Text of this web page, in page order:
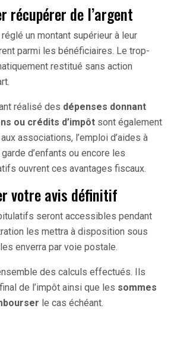
récupérer de l’argent
un montant supérieur à leur
parmi les bénéficiaires. Le trop-
restitué sans action
réalisé des dépenses donnant
ou crédits d’impôt sont également
associations, l’emploi d’aides à
d’enfants ou encore les
ouvrent ces avantages fiscaux.
votre avis définitif
seront accessibles pendant
les mettra à disposition sous
enverra par voie postale.
des calculs effectués. Ils
de l’impôt ainsi que les sommes
le cas échéant.